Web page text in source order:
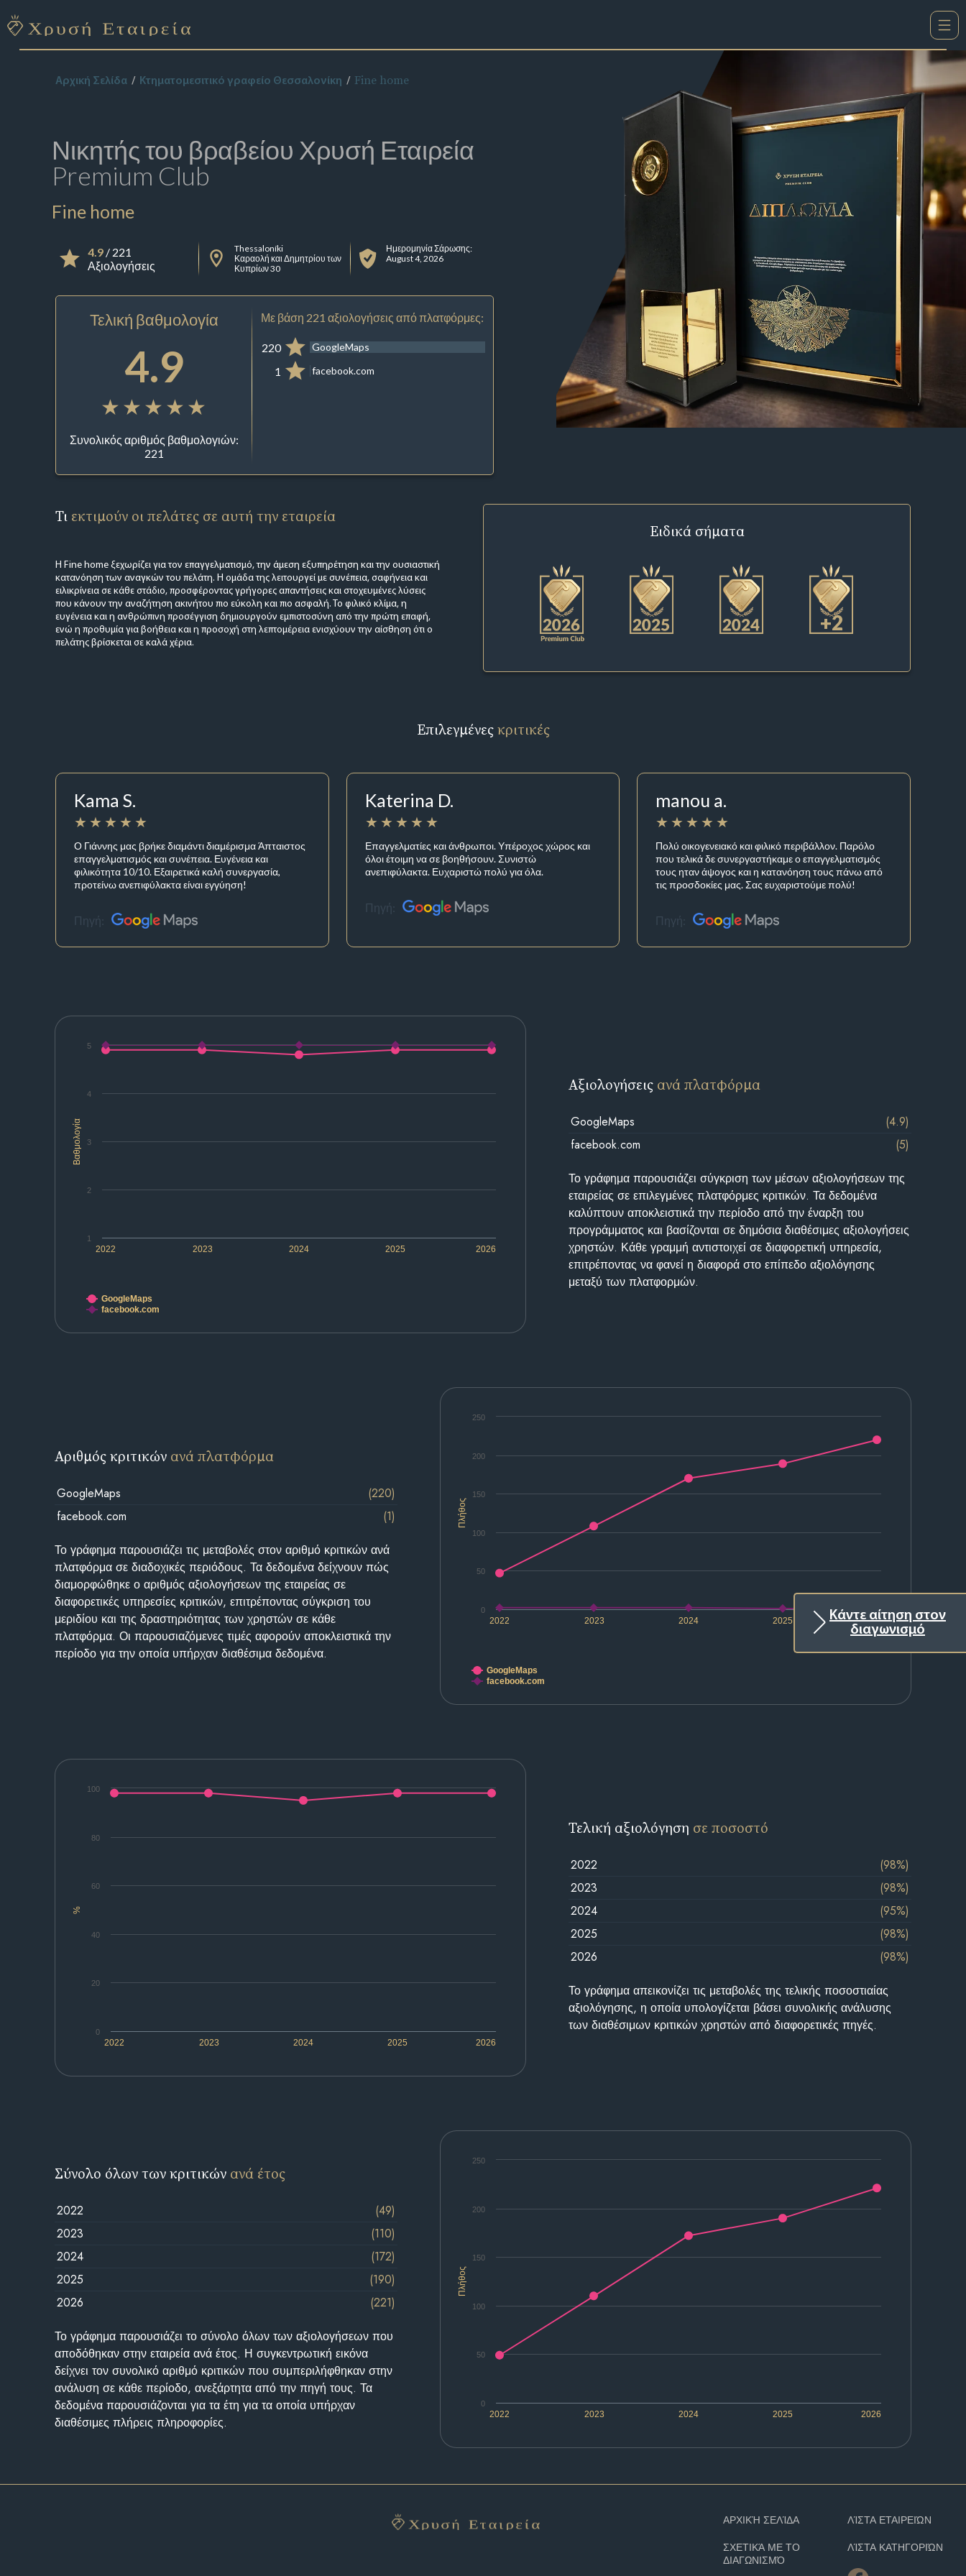
Κάντε αίτηση στον
διαγωνισμό
Αρχική Σελίδα Κτηματομεσιτικό γραφείο Θεσσαλονίκη Fine home
Νικητής του βραβείου Χρυσή Εταιρεία
Premium Club
Fine home
4.9/ 221
Αξιολογήσεις
Thessaloníki
Καραολή και Δημητρίου των
Κυπρίων 30
Ημερομηνία Σάρωσης:
August 4, 2026
Τελική βαθμολογία
4.9
Συνολικός αριθμός βαθμολογιών:
221
Με βάση 221 αξιολογήσεις από πλατφόρμες:
220 GoogleMaps
1 facebook.com
Τι εκτιμούν οι πελάτες σε αυτή την εταιρεία
Η Fine home ξεχωρίζει για τον επαγγελματισμό, την άμεση εξυπηρέτηση και την ουσιαστική
κατανόηση των αναγκών του πελάτη. Η ομάδα της λειτουργεί με συνέπεια, σαφήνεια και
ειλικρίνεια σε κάθε στάδιο, προσφέροντας γρήγορες απαντήσεις και στοχευμένες λύσεις
που κάνουν την αναζήτηση ακινήτου πιο εύκολη και πιο ασφαλή. Το φιλικό κλίμα, η
ευγένεια και η ανθρώπινη προσέγγιση δημιουργούν εμπιστοσύνη από την πρώτη επαφή,
ενώ η προθυμία για βοήθεια και η προσοχή στη λεπτομέρεια ενισχύουν την αίσθηση ότι ο
πελάτης βρίσκεται σε καλά χέρια.
Ειδικά σήματα
+2
Επιλεγμένεςκριτικές
Kama S.
Ο Γιάννης μας βρήκε διαμάντι διαμέρισμα Άπταιστος
επαγγελματισμός και συνέπεια. Ευγένεια και
φιλικότητα 10/10. Εξαιρετικά καλή συνεργασία,
προτείνω ανεπιφύλακτα είναι εγγύηση!
Πηγή:
Katerina D.
Επαγγελματίες και άνθρωποι. Υπέροχος χώρος και
όλοι έτοιμη να σε βοηθήσουν. Συνιστώ
ανεπιφύλακτα. Ευχαριστώ πολύ για όλα.
Πηγή:
manou a.
Πολύ οικογενειακό και φιλικό περιβάλλον. Παρόλο
που τελικά δε συνεργαστήκαμε ο επαγγελματισμός
τους ηταν άψογος και η κατανόηση τους πάνω από
τις προσδοκίες μας. Σας ευχαριστούμε πολύ!
Πηγή:
Βαθμολογία
2022 2023 2024 2025 2026
1
2
3
4
5
GoogleMaps
facebook.com
Αξιολογήσεις ανά πλατφόρμα
GoogleMaps
(4.9)
facebook.com
(5)
Το γράφημα παρουσιάζει σύγκριση των μέσων αξιολογήσεων της
εταιρείας σε επιλεγμένες πλατφόρμες κριτικών. Τα δεδομένα
καλύπτουν αποκλειστικά την περίοδο από την έναρξη του
προγράμματος και βασίζονται σε δημόσια διαθέσιμες αξιολογήσεις
χρηστών. Κάθε γραμμή αντιστοιχεί σε διαφορετική υπηρεσία,
επιτρέποντας να φανεί η διαφορά στο επίπεδο αξιολόγησης
μεταξύ των πλατφορμών.
Πλήθος
2022 2023 2024 2025 2026
0
50
100
150
200
250
GoogleMaps
facebook.com
Αριθμός κριτικών ανά πλατφόρμα
GoogleMaps
(220)
facebook.com
(1)
Το γράφημα παρουσιάζει τις μεταβολές στον αριθμό κριτικών ανά
πλατφόρμα σε διαδοχικές περιόδους. Τα δεδομένα δείχνουν πώς
διαμορφώθηκε ο αριθμός αξιολογήσεων της εταιρείας σε
διαφορετικές υπηρεσίες κριτικών, επιτρέποντας σύγκριση του
μεριδίου και της δραστηριότητας των χρηστών σε κάθε
πλατφόρμα. Οι παρουσιαζόμενες τιμές αφορούν αποκλειστικά την
περίοδο για την οποία υπήρχαν διαθέσιμα δεδομένα.
%
2022 2023 2024 2025 2026
0
20
40
60
80
100
Τελική αξιολόγηση σε ποσοστό
2022
(98%)
2023
(98%)
2024
(95%)
2025
(98%)
2026
(98%)
Το γράφημα απεικονίζει τις μεταβολές της τελικής ποσοστιαίας
αξιολόγησης, η οποία υπολογίζεται βάσει συνολικής ανάλυσης
των διαθέσιμων κριτικών χρηστών από διαφορετικές πηγές.
Πλήθος
2022 2023 2024 2025 2026
0
50
100
150
200
250
Σύνολο όλων των κριτικών ανά έτος
2022
(49)
2023
(110)
2024
(172)
2025
(190)
2026
(221)
Το γράφημα παρουσιάζει το σύνολο όλων των αξιολογήσεων που
αποδόθηκαν στην εταιρεία ανά έτος. Η συγκεντρωτική εικόνα
δείχνει τον συνολικό αριθμό κριτικών που συμπεριλήφθηκαν στην
ανάλυση σε κάθε περίοδο, ανεξάρτητα από την πηγή τους. Τα
δεδομένα παρουσιάζονται για τα έτη για τα οποία υπήρχαν
διαθέσιμες πλήρεις πληροφορίες.
ΑΡΧΙΚΉ ΣΕΛΊΔΑ
ΣΧΕΤΙΚΆ ΜΕ ΤΟ
ΔΙΑΓΩΝΙΣΜΌ
ΛΊΣΤΑ ΕΤΑΙΡΕΙΏΝ
ΛΊΣΤΑ ΚΑΤΗΓΟΡΙΏΝ